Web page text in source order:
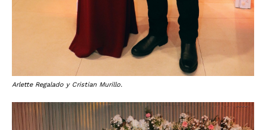
Arlette Regalado y Cristian Murillo.